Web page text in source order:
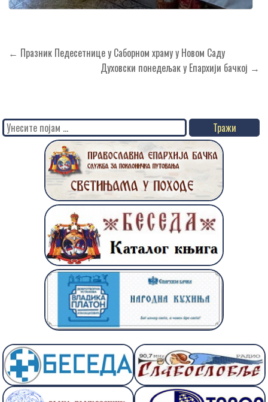
Кретање
← Празник Педесетнице у Саборном храму у Новом Саду
Духовски понедељак у Епархији бачкој →
Search
for: